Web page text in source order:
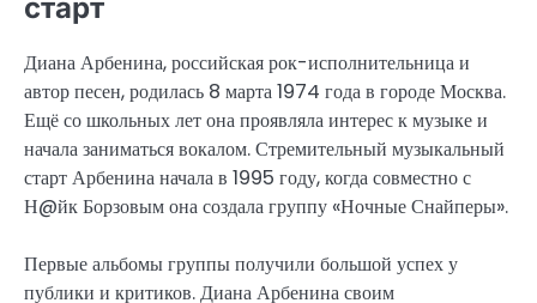
старт
Диана Арбенина, российская рок-исполнительница и
автор песен, родилась 8 марта 1974 года в городе Москва.
Ещё со школьных лет она проявляла интерес к музыке и
начала заниматься вокалом. Стремительный музыкальный
старт Арбенина начала в 1995 году, когда совместно с
Н@йк Борзовым она создала группу «Ночные Снайперы».
Первые альбомы группы получили большой успех у
публики и критиков. Диана Арбенина своим